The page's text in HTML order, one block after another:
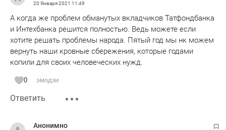
20 Января 2021 11:49
А когда же проблем обманутых вкладчиков Татфондбанка
и Интехбанка решится полностью. Ведь можете если
хотите решать проблемы народа. Пятый год мы нк можем
вернуть наши кровные сбережения, которые годами
копили для своих человеческих нужд.
0 эмодзи
Ответить
Анонимно